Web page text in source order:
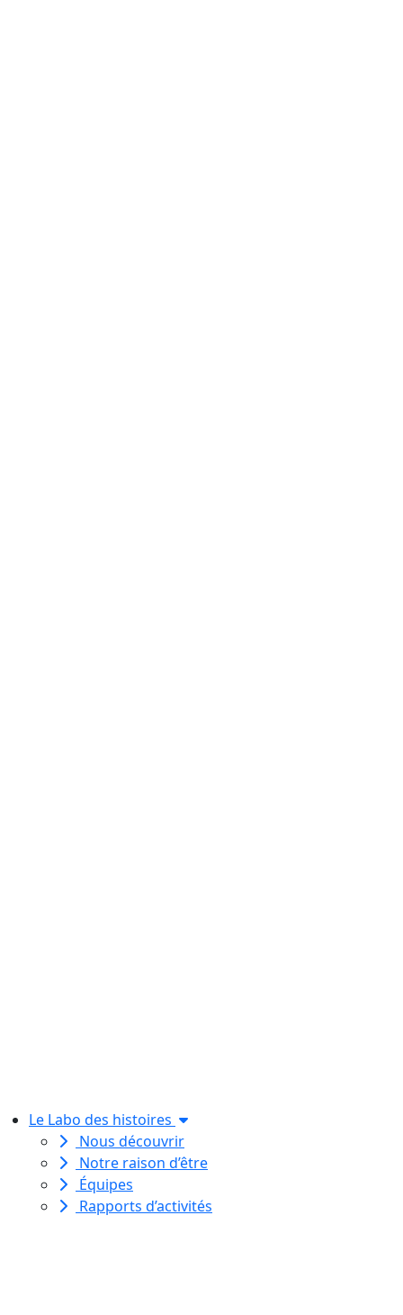
Le Labo des histoires
Nous découvrir
Notre raison d’être
Équipes
Rapports d’activités